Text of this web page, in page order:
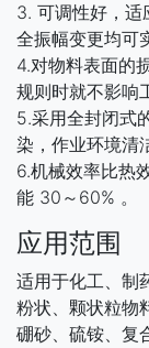
3. 可调性好，适
全振幅变更均可
4.对物料表面的
规则时就不影响
5.采用全封闭式
染，作业环境清
6.机械效率比热
能 30～60% 。
应用范围
适用于化工、制
粉状、颗状粒物
硼砂、硫铵、复